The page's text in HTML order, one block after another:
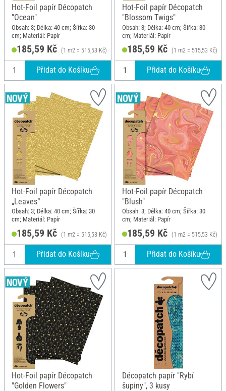
Hot-Foil papír Décopatch
"Ocean"
Obsah: 3; Délka: 40 cm; Šířka: 30
cm; Materiál: Papír
185,59 Kč (1 m2 = 515,53 Kč)
Přidat do Košíku
Hot-Foil papír Décopatch
"Blossom Twigs"
Obsah: 3; Délka: 40 cm; Šířka: 30
cm; Materiál: Papír
185,59 Kč (1 m2 = 515,53 Kč)
Přidat do Košíku
Hot-Foil papír Décopatch
„Leaves“
Obsah: 3; Délka: 40 cm; Šířka: 30
cm; Materiál: Papír
185,59 Kč (1 m2 = 515,53 Kč)
Přidat do Košíku
Hot-Foil papír Décopatch
"Blush"
Obsah: 3; Délka: 40 cm; Šířka: 30
cm; Materiál: Papír
185,59 Kč (1 m2 = 515,53 Kč)
Přidat do Košíku
Hot-Foil papír Décopatch
"Golden Flowers"
Décopatch papír "Rybí
šupiny", 3 kusy